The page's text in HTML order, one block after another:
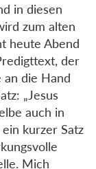
in diesen
zum alten
heute Abend
der
die Hand
„Jesus
auch in
ein kurzer Satz
Mich